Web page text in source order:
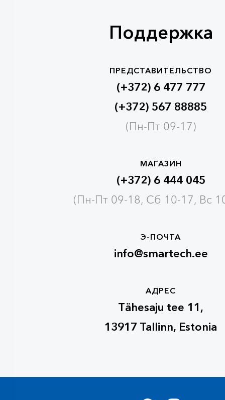
Поддержка
ПРЕДСТАВИТЕЛЬСТВО
(+372) 6 477 777
(+372) 567 88885
(Пн-Пт 09-17)
МАГАЗИН
(+372) 6 444 045
(Пн-Пт 09-18, Сб 10-17, Вс
Э-ПОЧТА
info@smartech.ee
АДРЕС
Tähesaju tee 11,
13917 Tallinn, Estonia